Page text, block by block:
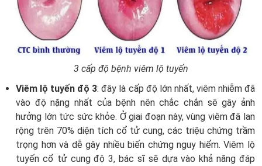
3 cấp độ bệnh viêm lộ tuyến
Viêm lộ tuyến độ 3: đây là cấp độ lớn nhất, viêm nhiễm đã
vào độ nặng nhất của bệnh nên chắc chắn sẽ gây ảnh
hưởng lớn tức sức khỏe. Ở giai đoạn này, vùng viêm đã lan
rộng trên 70% diện tích cổ tử cung, các triệu chứng trầm
trọng hơn và dễ gây nhiều biến chứng nguy hiểm. Viêm lộ
tuyến cổ tử cung độ 3, bác sĩ sẽ dựa vào khả năng đáp